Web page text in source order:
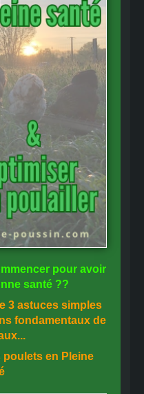
pour avoir
santé ??
3 astuces simples
fondamentaux de
poulets en Pleine